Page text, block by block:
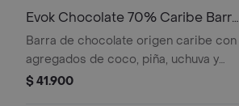
Evok Chocolate 70% Caribe Barra
x90g
Barra de chocolate origen caribe con
agregados de coco, piña, uchuva y
mango y 70 % de cacao por 90
$ 41.900